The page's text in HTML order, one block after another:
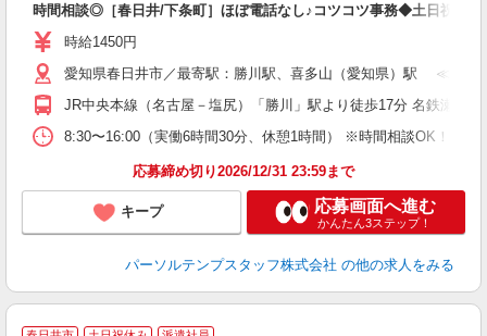
時間相談◎［春日井/下条町］ほぼ電話なし♪コツコツ事務◆土日祝休み
時給1450円
愛知県春日井市／最寄駅：勝川駅、喜多山（愛知県）駅 ≪車通
JR中央本線（名古屋－塩尻）「勝川」駅より徒歩17分 名鉄瀬戸
8:30〜16:00（実働6時間30分、休憩1時間） ※時間相談OK！
応募締め切り2026/12/31 23:59まで
キープ 応募画面へ進む
かんたん3ステップ！
パーソルテンプスタッフ株式会社 の他の求人をみる